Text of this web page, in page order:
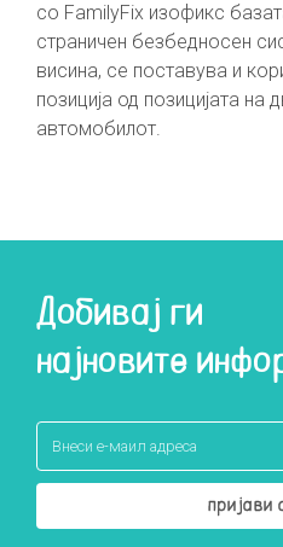
со FamilyFix изофикс
страничен безбедносен
висина, се поставува и
позиција од позицијата
автомобилот.
Добивај ги
најновите